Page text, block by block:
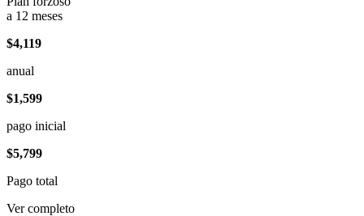
a 12 meses
$4,119
anual
$1,599
pago inicial
$5,799
Pago total
Ver completo